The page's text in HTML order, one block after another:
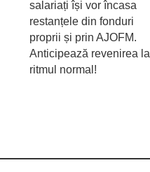
salariați își vor încasa
restanțele din fonduri
proprii și prin AJOFM.
Anticipează revenirea la
ritmul normal!